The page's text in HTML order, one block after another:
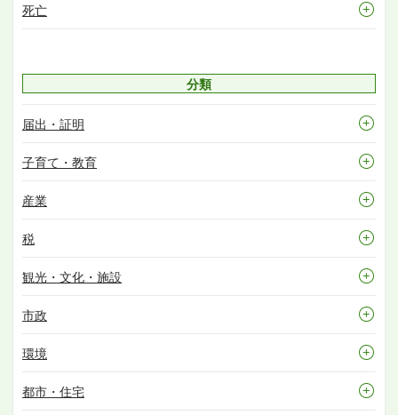
死亡
分類
届出・証明
子育て・教育
産業
税
観光・文化・施設
市政
環境
都市・住宅